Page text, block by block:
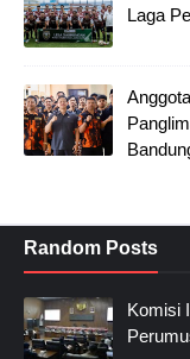
Laga
Random Posts
Komisi